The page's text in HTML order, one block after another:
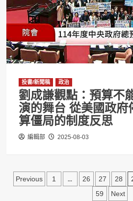
投書/新聞稿 政治
劉成謙觀點：預算不
演的舞台 從美國政府
算僵局的制度反思
編輯部 2025-08-03
文Previous 1 ... 26 27 28
59 Next